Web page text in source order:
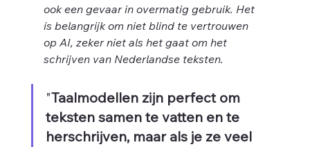
ook een gevaar in overmatig gebruik. Het
is belangrijk om niet blind te vertrouwen
op AI, zeker niet als het gaat om het
schrijven van Nederlandse teksten.
"Taalmodellen zijn perfect om
teksten samen te vatten en te
herschrijven, maar als je ze veel